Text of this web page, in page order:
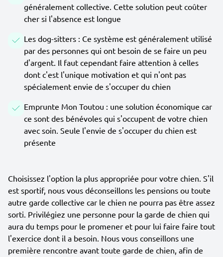
généralement collective. Cette solution peut coûter
cher si l'absence est longue
Les dog-sitters : Ce système est généralement utilisé
par des personnes qui ont besoin de se faire un peu
d'argent. Il faut cependant faire attention à celles
dont c'est l'unique motivation et qui n'ont pas
spécialement envie de s'occuper du chien
Emprunte Mon Toutou : une solution économique car
ce sont des bénévoles qui s'occupent de votre chien
avec soin. Seule l'envie de s'occuper du chien est
présente
Choisissez l'option la plus appropriée pour votre chien. S'il
est sportif, nous vous déconseillons les pensions ou toute
autre garde collective car le chien ne pourra pas être assez
sorti. Privilégiez une personne pour la garde de chien qui
aura du temps pour le promener et pour lui faire faire tout
l'exercice dont il a besoin. Nous vous conseillons une
première rencontre avant toute garde de chien, afin de